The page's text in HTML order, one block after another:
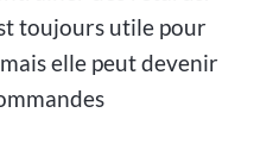
toujours utile pour
elle peut devenir